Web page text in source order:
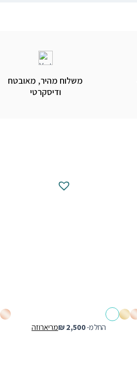
משלוח מהיר, מאובטח
ודיסקרטי
מריארוזה החל מ- ₪2,500